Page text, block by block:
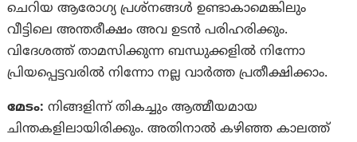
ചെറിയ ആരോഗ്യ പ്രശ്‌നങ്ങള്‍ ഉണ്ടാകാമെങ്കിലും
വീട്ടിലെ അന്തരീക്ഷം അവ ഉടന്‍ പരിഹരിക്കും.
വിദേശത്ത് താമസിക്കുന്ന ബന്ധുക്കളില്‍ നിന്നോ
പ്രിയപ്പെട്ടവരില്‍ നിന്നോ നല്ല വാര്‍ത്ത പ്രതീക്ഷിക്കാം.
മേടം: നിങ്ങളിന്ന് തികച്ചും ആത്മീയമായ
ചിന്തകളിലായിരിക്കും. അതിനാല്‍ കഴിഞ്ഞ കാലത്ത്